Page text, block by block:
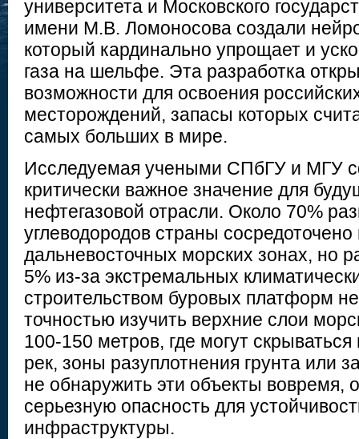
университета и Московского
имени М.В. Ломоносова создали
который кардинально упрощает и
газа на шельфе. Эта разработка
возможности для освоения
месторождений, запасы которых
самых больших в мире.
Исследуемая учеными СПбГУ и МГУ
критически важное значение для
нефтегазовой отрасли. Около 70%
углеводородов страны сосредоточено
дальневосточных морских зонах, но
5% из-за экстремальных
строительством буровых платформ
точностью изучить верхние слои
100-150 метров, где могут
рек, зоны разуплотнения грунта или
не обнаружить эти объекты вовремя,
серьезную опасность для
инфраструктуры.